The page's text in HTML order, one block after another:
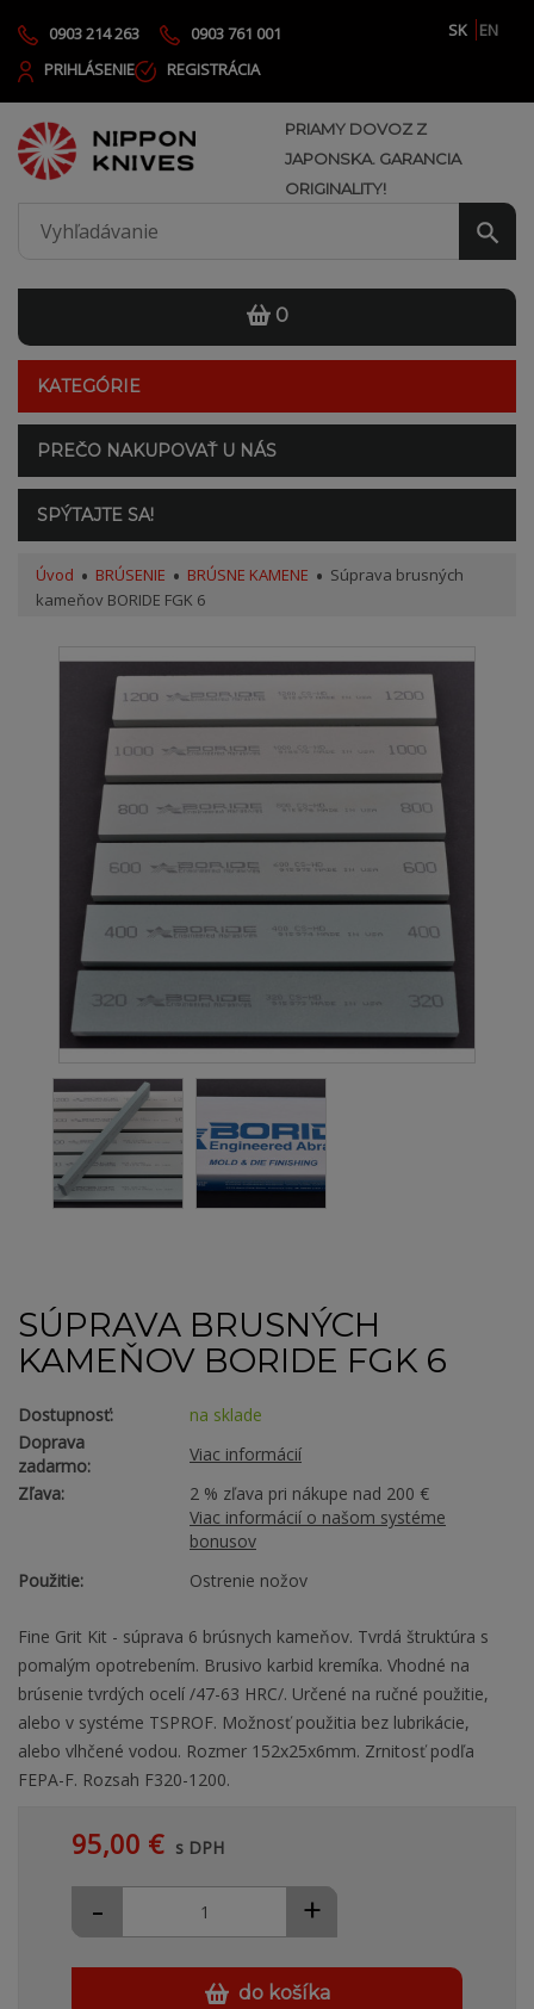
0903 214 263 0903 761 001 SK
EN
PRIHLÁSENIE
REGISTRÁCIA
PRIAMY DOVOZ Z
JAPONSKA. GARANCIA
ORIGINALITY!
0
KATEGÓRIE
PREČO NAKUPOVAŤ U NÁS
SPÝTAJTE SA!
Úvod BRÚSENIE BRÚSNE KAMENE
Súprava brusných
kameňov BORIDE FGK 6
SÚPRAVA BRUSNÝCH
KAMEŇOV BORIDE FGK 6
Dostupnosť:
na sklade
Doprava
zadarmo:
Viac informácií
Zľava:
2 % zľava pri nákupe nad 200 €
Viac informácií o našom systéme
bonusov
Použitie:
Ostrenie nožov
Fine Grit Kit - súprava 6 brúsnych kameňov. Tvrdá štruktúra s
pomalým opotrebením. Brusivo karbid kremíka. Vhodné na
brúsenie tvrdých ocelí /47-63 HRC/. Určené na ručné použitie,
alebo v systéme TSPROF. Možnosť použitia bez lubrikácie,
alebo vlhčené vodou. Rozmer 152x25x6mm. Zrnitosť podľa
FEPA-F. Rozsah F320-1200.
95,00 € s DPH
+
-
do košíka